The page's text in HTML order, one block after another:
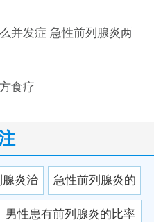
并发症 急性前列腺炎两
食疗
腺炎治
的问题
急性前列腺炎的
害处有哪些
男性患有前列腺炎的比率